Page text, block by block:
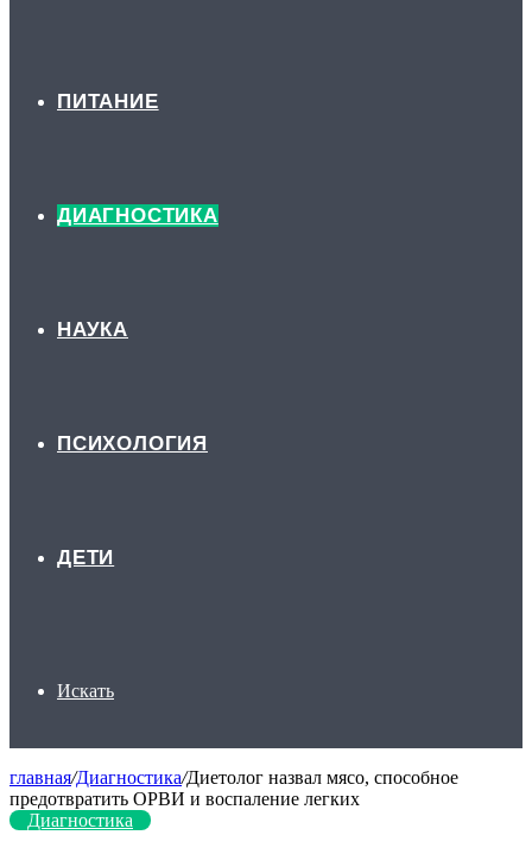
ПИТАНИЕ
ДИАГНОСТИКА
НАУКА
ПСИХОЛОГИЯ
ДЕТИ
Искать
главная/Диагностика/Диетолог назвал мясо, способное
предотвратить ОРВИ и воспаление легких
Диагностика